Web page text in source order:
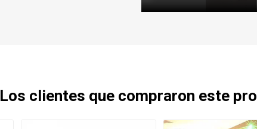
Los clientes que compraron este